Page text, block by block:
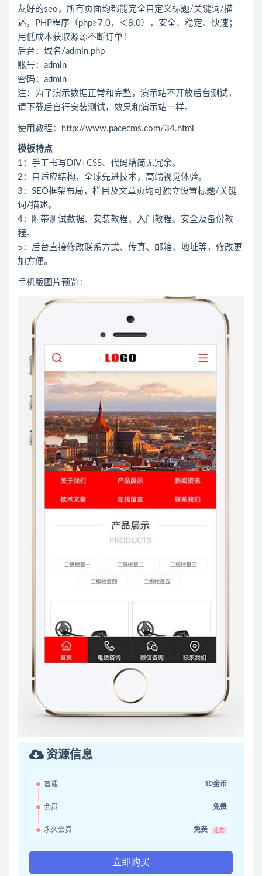
友好的seo，所有页面均都能完全自定义标题/关键词/描
述，PHP程序（php≥7.0，＜8.0），安全、稳定、快速；
用低成本获取源源不断订单！
后台：域名/admin.php
账号：admin
密码：admin
注：为了演示数据正常和完整，演示站不开放后台测试，
请下载后自行安装测试，效果和演示站一样。
使用教程： http://www.pacecms.com/34.html
模板特点
1：手工书写DIV+CSS、代码精简无冗余。
2：自适应结构，全球先进技术，高端视觉体验。
3：SEO框架布局，栏目及文章页均可独立设置标题/关键
词/描述。
4：附带测试数据、安装教程、入门教程、安全及备份教
程。
5：后台直接修改联系方式、传真、邮箱、地址等，修改更
加方便。
手机版图片预览：
资源信息
普通 10金币
会员 免费
永久会员 免费 推荐
立即购买